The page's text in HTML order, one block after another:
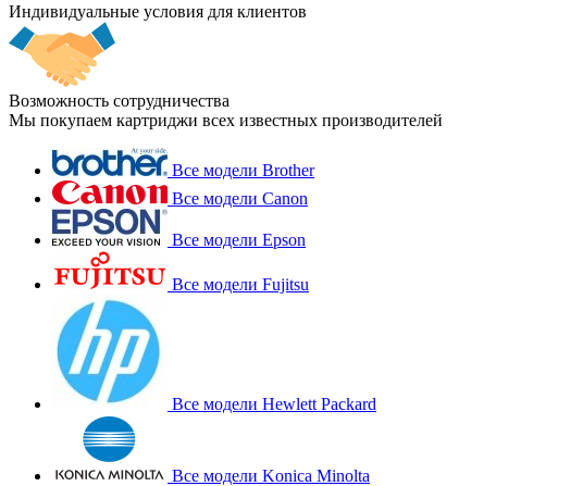
Индивидуальные условия для клиентов
Возможность сотрудничества
Мы покупаем картриджи всех известных производителей
Все модели Brother
Все модели Canon
Все модели Epson
Все модели Fujitsu
Все модели Hewlett Packard
Все модели Konica Minolta